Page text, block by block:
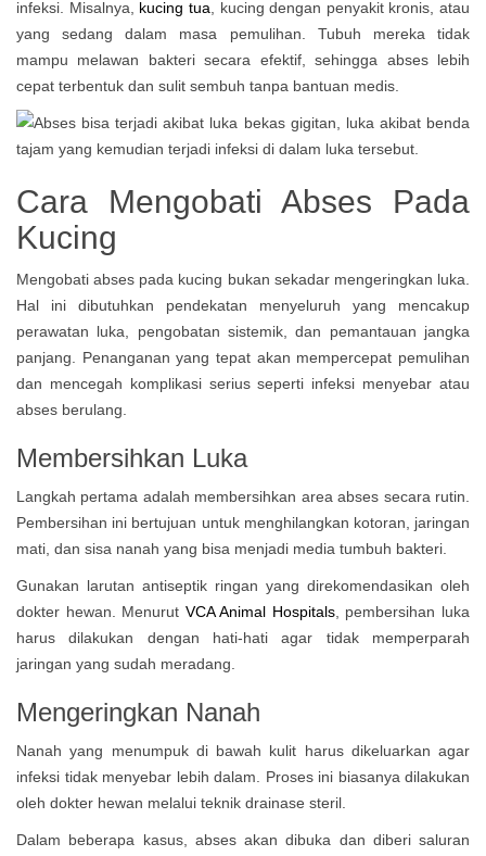
infeksi. Misalnya, kucing tua , kucing dengan penyakit kronis, atau
yang sedang dalam masa pemulihan. Tubuh mereka tidak
mampu melawan bakteri secara efektif, sehingga abses lebih
cepat terbentuk dan sulit sembuh tanpa bantuan medis.
Cara Mengobati Abses Pada
Kucing
Mengobati abses pada kucing bukan sekadar mengeringkan luka.
Hal ini dibutuhkan pendekatan menyeluruh yang mencakup
perawatan luka, pengobatan sistemik, dan pemantauan jangka
panjang. Penanganan yang tepat akan mempercepat pemulihan
dan mencegah komplikasi serius seperti infeksi menyebar atau
abses berulang.
Membersihkan Luka
Langkah pertama adalah membersihkan area abses secara rutin.
Pembersihan ini bertujuan untuk menghilangkan kotoran, jaringan
mati, dan sisa nanah yang bisa menjadi media tumbuh bakteri.
Gunakan larutan antiseptik ringan yang direkomendasikan oleh
dokter hewan. Menurut VCA Animal Hospitals, pembersihan luka
harus dilakukan dengan hati-hati agar tidak memperparah
jaringan yang sudah meradang.
Mengeringkan Nanah
Nanah yang menumpuk di bawah kulit harus dikeluarkan agar
infeksi tidak menyebar lebih dalam. Proses ini biasanya dilakukan
oleh dokter hewan melalui teknik drainase steril.
Dalam beberapa kasus, abses akan dibuka dan diberi saluran